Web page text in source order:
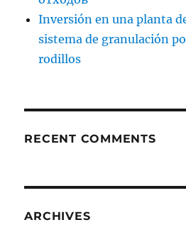
Inversión en una planta
sistema de granulación
rodillos
RECENT COMMENTS
ARCHIVES